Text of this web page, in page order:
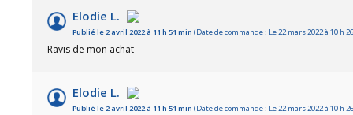
Elodie L.
Publié le 2 avril 2022 à 11 h 51 min (Date de commande : Le 22 mars 2022 à 10 h
Ravis de mon achat
Elodie L.
Publié le 2 avril 2022 à 11 h 51 min (Date de commande : Le 22 mars 2022 à 10 h